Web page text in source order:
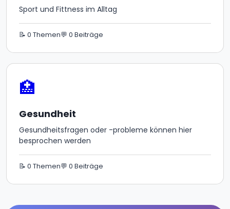
Sport und Fittness im Alltag
📝 0 Themen💬 0 Beiträge
🏥
Gesundheit
Gesundheitsfragen oder -probleme können hier
besprochen werden
📝 0 Themen💬 0 Beiträge